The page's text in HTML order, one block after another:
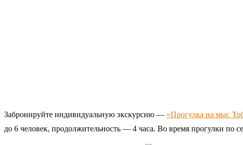
Забронируйте индивидуальную экскурсию — «Прогулка на мыс
до 6 человек, продолжительность — 4 часа. Во время прогулки